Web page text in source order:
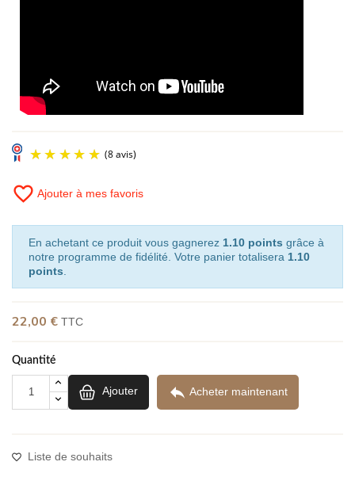
favorite_border Ajouter à mes favoris
En achetant ce produit vous gagnerez 1.10 points grâce à
notre programme de fidélité. Votre panier totalisera 1.10
points
22,00 € TTC
Quantité
Ajouter  Acheter maintenant
Liste de souhaits